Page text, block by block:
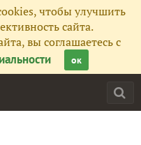
чтобы улучшить
сайта.
вы соглашаетесь с
ок